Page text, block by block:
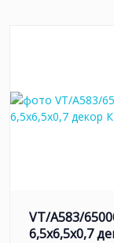
VT/A583/
6,5x6,5x0,7